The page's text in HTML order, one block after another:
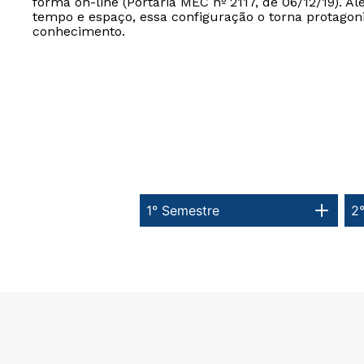
tempo e espaço, essa configuração o torna
conhecimento.
1° Semestre